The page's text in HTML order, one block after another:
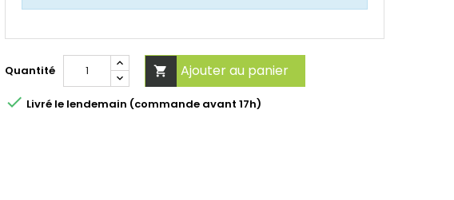
Quantité  Ajouter au panier
 Livré le lendemain (commande avant 17h)